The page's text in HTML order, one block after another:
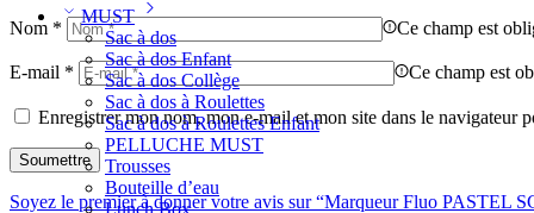
MUST
Sac à dos
Sac à dos Enfant
Sac à dos Collège
Sac à dos à Roulettes
Sac à dos à Roulettes Enfant
PELLUCHE MUST
Trousses
Bouteille d’eau
Nom * Ce champ est
E-mail * Ce champ est
Enregistrer mon nom, mon e-mail et mon site dans le navigateur
Soyez le premier à donner votre avis sur “Marqueur Fluo PASTEL